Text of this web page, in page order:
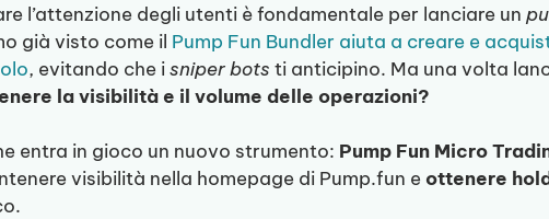
l’attenzione degli utenti è fondamentale per lanciare un
già visto come il Pump Fun Bundler aiuta a creare e
, evitando che isniper bots ti anticipino. Ma una volta
la visibilità e il volume delle operazioni?
entra in gioco un nuovo strumento: Pump Fun Micro
visibilità nella homepage di Pump.fun e ottenere